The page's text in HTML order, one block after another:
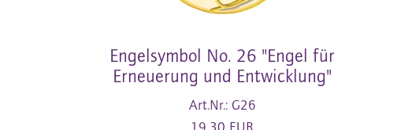
Engelsymbol No. 26 "Engel für
Erneuerung und Entwicklung"
Art.Nr.: G26